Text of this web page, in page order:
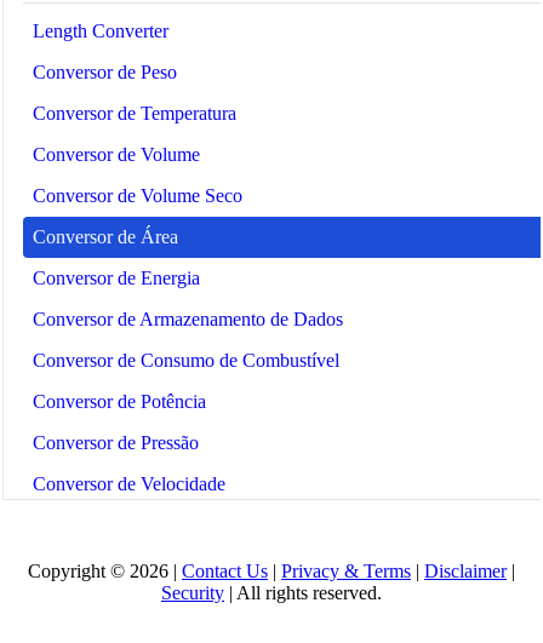
Length Converter
Conversor de Peso
Conversor de Temperatura
Conversor de Volume
Conversor de Volume Seco
Conversor de Área
Conversor de Energia
Conversor de Armazenamento de Dados
Conversor de Consumo de Combustível
Conversor de Potência
Conversor de Pressão
Conversor de Velocidade
Binary/Hex/Decimal Converter
Morse Code Translator
Copyright © 2026 | Contact Us | Privacy & Terms | Disclaimer|
Security | All rights reserved.